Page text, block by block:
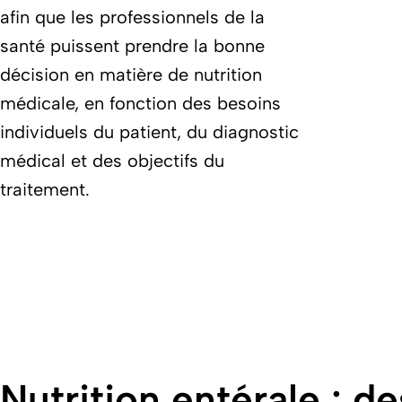
afin que les professionnels de la
santé puissent prendre la bonne
décision en matière de nutrition
médicale, en fonction des besoins
individuels du patient, du diagnostic
médical et des objectifs du
traitement.